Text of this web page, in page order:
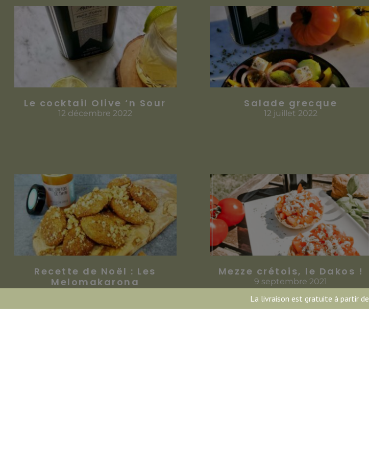
La livraison est gratuite à partir de
Le cocktail Olive ‘n Sour
12 décembre 2022
Salade grecque
12 juillet 2022
Recette de Noël : Les
Melomakarona
Mezze crétois, le Dakos !
9 septembre 2021